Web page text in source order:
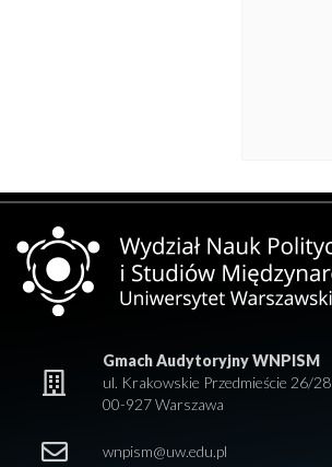
Gmach Audytoryjny WNPISM
ul. Krakowskie Przedmieście 26/28
00-927 Warszawa
wnpism@uw.edu.pl